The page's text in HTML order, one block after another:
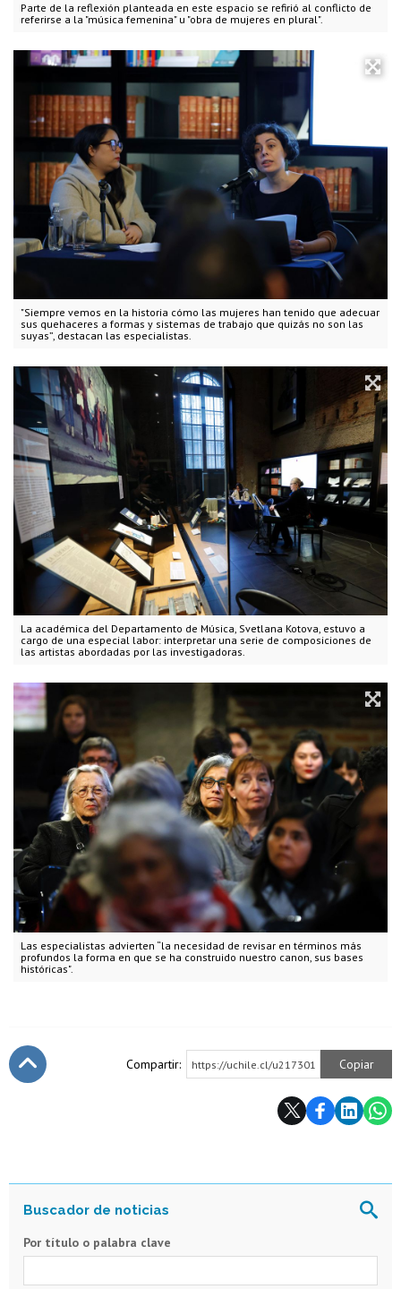
Parte de la reflexión planteada en este espacio se refirió al conflicto de
referirse a la "música femenina" u "obra de mujeres en plural".
"Siempre vemos en la historia cómo las mujeres han tenido que adecuar
sus quehaceres a formas y sistemas de trabajo que quizás no son las
suyas”, destacan las especialistas.
La académica del Departamento de Música, Svetlana Kotova, estuvo a
cargo de una especial labor: interpretar una serie de composiciones de
las artistas abordadas por las investigadoras.
Las especialistas advierten “la necesidad de revisar en términos más
profundos la forma en que se ha construido nuestro canon, sus bases
históricas".
Compartir: https://uchile.cl/u217301 Copiar
Por título o palabra clave